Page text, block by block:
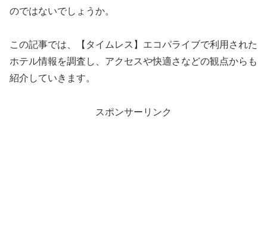
のではないでしょうか。
この記事では、【タイムレス】エコパライブで利用された
ホテル情報を調査し、アクセスや快適さなどの観点からも
紹介していきます。
スポンサーリンク